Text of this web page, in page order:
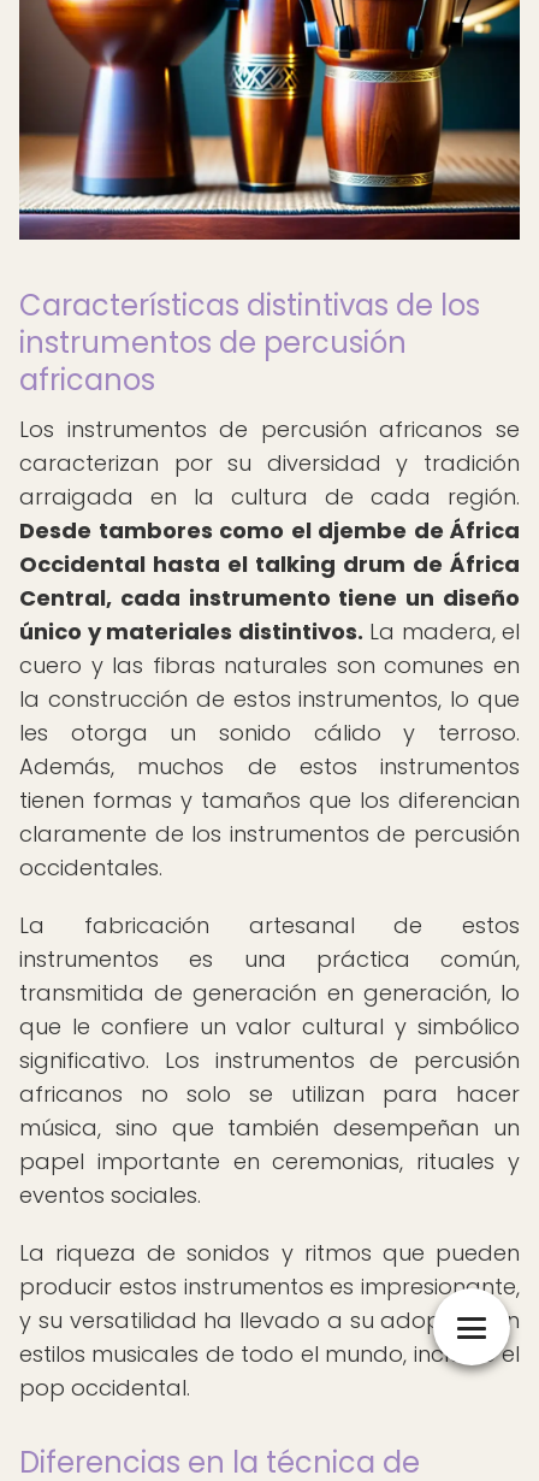
Características distintivas de los
instrumentos de percusión
africanos
Los instrumentos de percusión africanos se
caracterizan por su diversidad y tradición
arraigada en la cultura de cada región.
Desde tambores como el djembe de África
Occidental hasta el talking drum de África
Central, cada instrumento tiene un diseño
único y materiales distintivos. La madera, el
cuero y las fibras naturales son comunes en
la construcción de estos instrumentos, lo que
les otorga un sonido cálido y terroso.
Además, muchos de estos instrumentos
tienen formas y tamaños que los diferencian
claramente de los instrumentos de percusión
occidentales.
La fabricación artesanal de estos
instrumentos es una práctica común,
transmitida de generación en generación, lo
que le confiere un valor cultural y simbólico
significativo. Los instrumentos de percusión
africanos no solo se utilizan para hacer
música, sino que también desempeñan un
papel importante en ceremonias, rituales y
eventos sociales.
La riqueza de sonidos y ritmos que pueden
producir estos instrumentos es impresionante,
y su versatilidad ha llevado a su adopción en
estilos musicales de todo el mundo, incluido el
pop occidental.
Diferencias en la técnica de